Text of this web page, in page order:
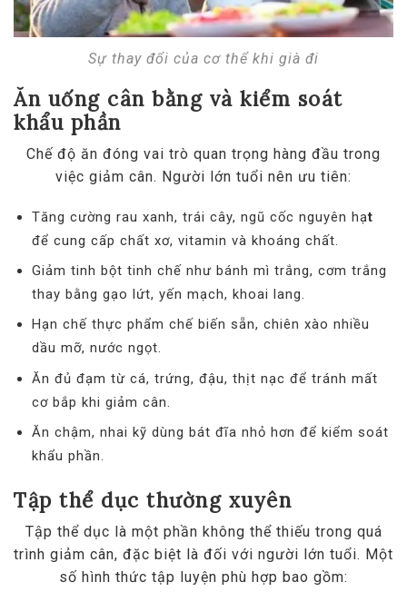
Sự thay đổi của cơ thể khi già đi
Ăn uống cân bằng và kiểm soát
khẩu phần
Chế độ ăn đóng vai trò quan trọng hàng đầu trong
việc giảm cân. Người lớn tuổi nên ưu tiên:
Tăng cường rau xanh, trái cây, ngũ cốc nguyên hạt
để cung cấp chất xơ, vitamin và khoáng chất.
Giảm tinh bột tinh chế như bánh mì trắng, cơm trắng
thay bằng gạo lứt, yến mạch, khoai lang.
Hạn chế thực phẩm chế biến sẵn, chiên xào nhiều
dầu mỡ, nước ngọt.
Ăn đủ đạm từ cá, trứng, đậu, thịt nạc để tránh mất
cơ bắp khi giảm cân.
Ăn chậm, nhai kỹ dùng bát đĩa nhỏ hơn để kiểm soát
khẩu phần.
Tập thể dục thường xuyên
Tập thể dục là một phần không thể thiếu trong quá
trình giảm cân, đặc biệt là đối với người lớn tuổi. Một
số hình thức tập luyện phù hợp bao gồm: